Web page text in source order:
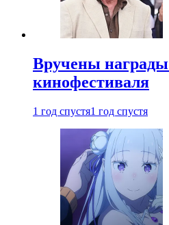
Вручены
кинофестиваля
1 год спустя1 год спустя